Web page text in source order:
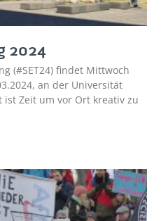
2024
(#SET24) findet Mittwoch
an der Universität
ist Zeit um vor Ort kreativ zu